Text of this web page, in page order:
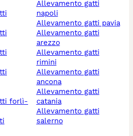
allevamento gatti
napoli
allevamento gatti pavia
allevamento gatti
arezzo
allevamento gatti
rimini
allevamento gatti
ancona
allevamento gatti
catania
allevamento gatti
salerno